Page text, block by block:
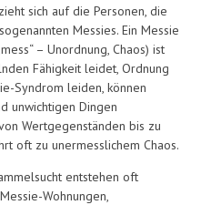
sich auf die Personen, die
Messies. Ein Messie
– Unordnung, Chaos) ist
Fähigkeit leidet, Ordnung
Syndrom leiden, können
unwichtigen Dingen
Wertgegenständen bis zu
oft zu unermesslichem Chaos.
entstehen oft
Wohnungen,